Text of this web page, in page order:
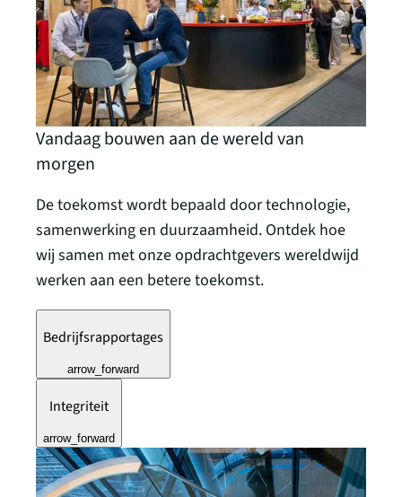
Vandaag bouwen aan de wereld van
morgen
De toekomst wordt bepaald door technologie,
samenwerking en duurzaamheid. Ontdek hoe
wij samen met onze opdrachtgevers wereldwijd
werken aan een betere toekomst.
Bedrijfsrapportages
arrow_forward
Integriteit
arrow_forward